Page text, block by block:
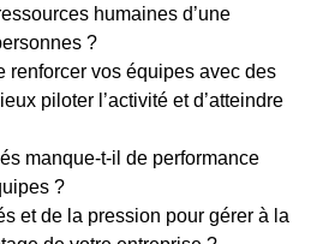
humaines d’une
?
renforcer vos équipes avec des
piloter l’activité et d’atteindre
manque-t-il de performance
?
et de la pression pour gérer à la